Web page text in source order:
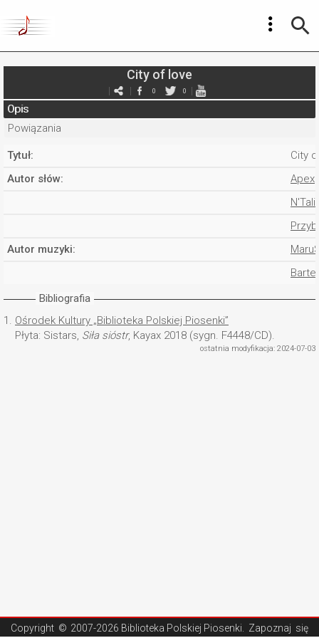
City of love
0 0
Opis
Powiązania
Tytuł:
City
Autor słów:
Apex
Autor muzyki:
Bibliografia
1. Ośrodek Kultury „Biblioteka Polskiej Piosenki”
Płyta: Sistars, Siła sióstr, Kayax 2018 (sygn. F4448/CD).
ostatnia modyfikacja: 2024-07-03
Copyright © 2007-2026 Biblioteka Polskiej Piosenki . Zapoznaj się